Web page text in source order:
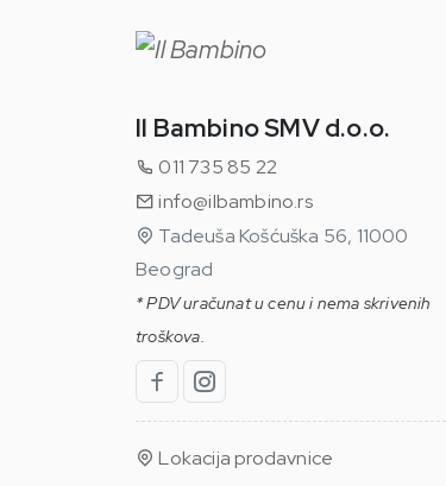
Il Bambino SMV d.o.o.
011 735 85 22
info@ilbambino.rs
Tadeuša Košćuška 56, 11000
Beograd
* PDV uračunat u cenu i nema skrivenih
troškova.
Lokacija prodavnice